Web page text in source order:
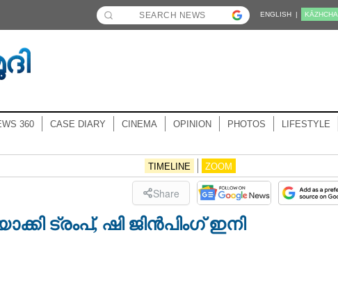
ENGLISH | KĀZHCHA
360 CASE DIARY CINEMA OPINION PHOTOS LIFESTYLE
TIMELINE ZOOM
Share
ട്രംപ്, ഷി ജിൻപിംഗ് ഇനി